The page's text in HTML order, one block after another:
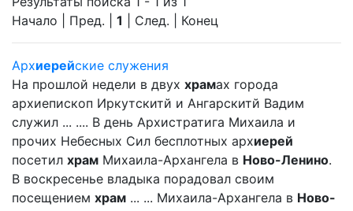
Начало | Пред. | 1 | След. | Конец
Архиерейские служения
На прошлой недели в двух храмах города
архиепископ Иркутскитй и Ангарскитй Вадим
служил ... .... В день Архистратига Михаила и
прочих Небесных Сил бесплотных архиерей
посетил храм Михаила-Архангела в Ново-Ленино.
В воскресенье владыка порадовал своим
посещением храм ... ... Михаила-Архангела в Ново-